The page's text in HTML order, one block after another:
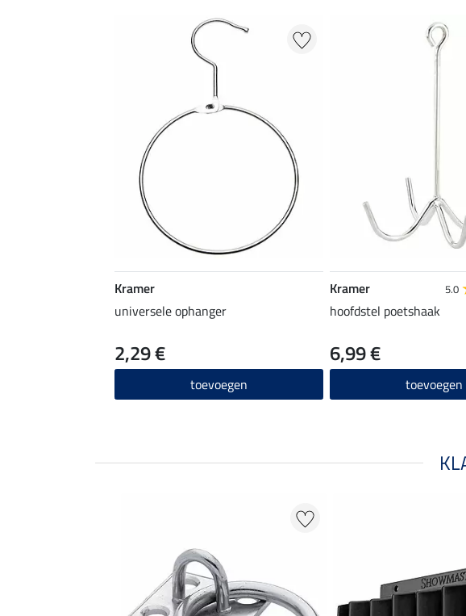
Kramer
universele ophanger
2,29 €
toevoegen
Kramer 5.0
hoofdstel poetshaak
6,99 €
toevoegen